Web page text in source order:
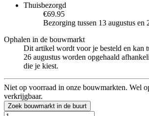
Thuisbezorgd
€69.95
Bezorging tussen 13 augustus en
Ophalen in de bouwmarkt
Dit artikel wordt voor je besteld en kan
26 augustus worden opgehaald
die je kiest.
Niet op voorraad in onze bouwmarkten. Wel
verkrijgbaar.
Zoek bouwmarkt in de buurt